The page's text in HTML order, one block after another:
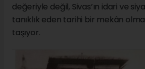
değeriyle değil, Sivas’ın idari ve
tanıklık eden tarihi bir mekân
taşıyor.